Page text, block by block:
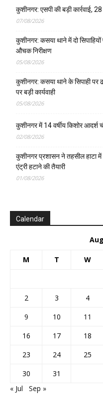
कुशीनगर: एसपी की बड़ी कार्रवाई,
07/08/2026
कुशीनगर: कसया थाने में दो
औचक निरीक्षण
05/08/2026
कुशीनगर: कसया थाने के सिपाही पर
पर बड़ी कार्यवाही
05/08/2026
कुशीनगर में 14 वर्षीय किशोर आदर्श
02/08/2026
कुशीनगर प्रशासन ने तहसील हाटा में
एंट्री हटाने की तैयारी
01/08/2026
Calendar
M T W
2
3 4
9
10 11
16
17 18
23
24 25
30
31
« Jul
Sep »